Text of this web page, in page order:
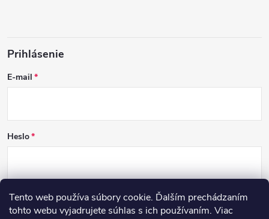
Tento web používa súbory cookie. Ďalším prechádzaním
tohto webu vyjadrujete súhlas s ich používaním. Viac
Prihlásenie
E-mail
Heslo
PRIHLÁSIŤ SA